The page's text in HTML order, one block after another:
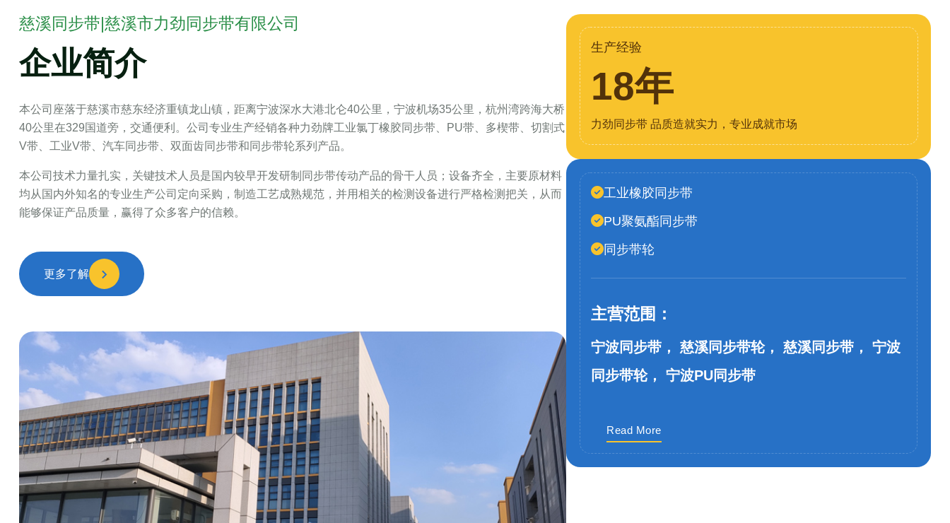
慈溪同步带|慈溪市力劲同步带有限公司
企业简介
本公司座落于慈溪市慈东经济重镇龙山镇，距离宁波深水大港北仑40公里，宁波机场35公里，杭州湾跨海大桥
40公里在329国道旁，交通便利。公司专业生产经销各种力劲牌工业氯丁橡胶同步带、PU带、多楔带、切割式
V带、工业V带、汽车同步带、双面齿同步带和同步带轮系列产品。
本公司技术力量扎实，关键技术人员是国内较早开发研制同步带传动产品的骨干人员；设备齐全，主要原材料
均从国内外知名的专业生产公司定向采购，制造工艺成熟规范，并用相关的检测设备进行严格检测把关，从而
能够保证产品质量，赢得了众多客户的信赖。
更多了解
生产经验
18年
力劲同步带 品质造就实力，专业成就市场
工业橡胶同步带
PU聚氨酯同步带
同步带轮
主营范围：
宁波同步带， 慈溪同步带轮， 慈溪同步带， 宁波
同步带轮， 宁波PU同步带
Read More